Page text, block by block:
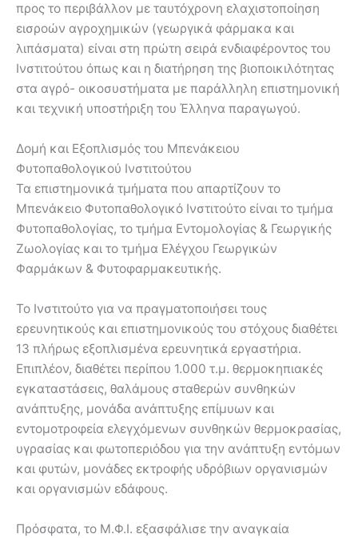
προς το περιβάλλον με ταυτόχρονη ελαχιστοποίηση
εισροών αγροχημικών (γεωργικά φάρμακα και
λιπάσματα) είναι στη πρώτη σειρά ενδιαφέροντος του
Ινστιτούτου όπως και η διατήρηση της βιοποικιλότητας
στα αγρό- οικοσυστήματα με παράλληλη επιστημονική
και τεχνική υποστήριξη του Έλληνα παραγωγού.
Δομή και Εξοπλισμός του Μπενάκειου
Φυτοπαθολογικού Ινστιτούτου
Τα επιστημονικά τμήματα που απαρτίζουν το
Μπενάκειο Φυτοπαθολογικό Ινστιτούτο είναι το τμήμα
Φυτοπαθολογίας, το τμήμα Εντομολογίας & Γεωργικής
Ζωολογίας και το τμήμα Ελέγχου Γεωργικών
Φαρμάκων & Φυτοφαρμακευτικής.
Το Ινστιτούτο για να πραγματοποιήσει τους
ερευνητικούς και επιστημονικούς του στόχους διαθέτει
13 πλήρως εξοπλισμένα ερευνητικά εργαστήρια.
Επιπλέον, διαθέτει περίπου 1.000 τ.μ. θερμοκηπιακές
εγκαταστάσεις, θαλάμους σταθερών συνθηκών
ανάπτυξης, μονάδα ανάπτυξης επίμυων και
εντομοτροφεία ελεγχόμενων συνθηκών θερμοκρασίας,
υγρασίας και φωτοπεριόδου για την ανάπτυξη εντόμων
και φυτών, μονάδες εκτροφής υδρόβιων οργανισμών
και οργανισμών εδάφους.
Πρόσφατα, το Μ.Φ.Ι. εξασφάλισε την αναγκαία